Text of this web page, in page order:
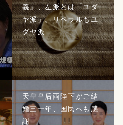
義』、左派とは「ユダ
ヤ派」。リベラルもユ
ダヤ派
天皇皇后両陛下がご結
婚三十年、国民へも感
謝